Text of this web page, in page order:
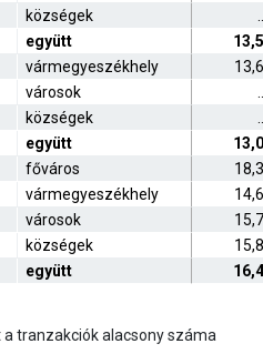
községek
együtt
13,5
vármegyeszékhely
13,6
városok
községek
együtt
13,0
főváros
18,3
vármegyeszékhely
14,6
városok
15,7
községek
15,8
együtt 16,4
tranzakciók alacsony száma